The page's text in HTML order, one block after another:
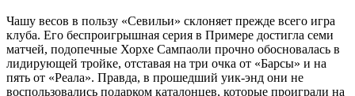
Чашу весов в пользу «Севильи» склоняет прежде всего игра
клуба. Его беспроигрышная серия в Примере достигла семи
матчей, подопечные Хорхе Сампаоли прочно обосновалась в
лидирующей тройке, отставая на три очка от «Барсы» и на
пять от «Реала». Правда, в прошедший уик-энд они не
воспользовались подарком каталонцев, которые проиграли на